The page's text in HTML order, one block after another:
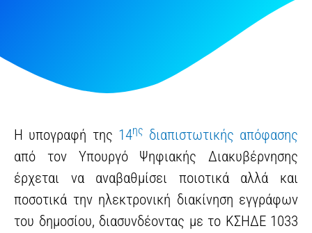
Η υπογραφή της 14ης διαπιστωτικής απόφασης
από τον Υπουργό Ψηφιακής Διακυβέρνησης
έρχεται να αναβαθμίσει ποιοτικά αλλά και
ποσοτικά την ηλεκτρονική διακίνηση εγγράφων
του δημοσίου, διασυνδέοντας με το ΚΣΗΔΕ 1033